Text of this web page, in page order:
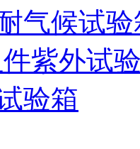
气候试验
紫外试
验箱